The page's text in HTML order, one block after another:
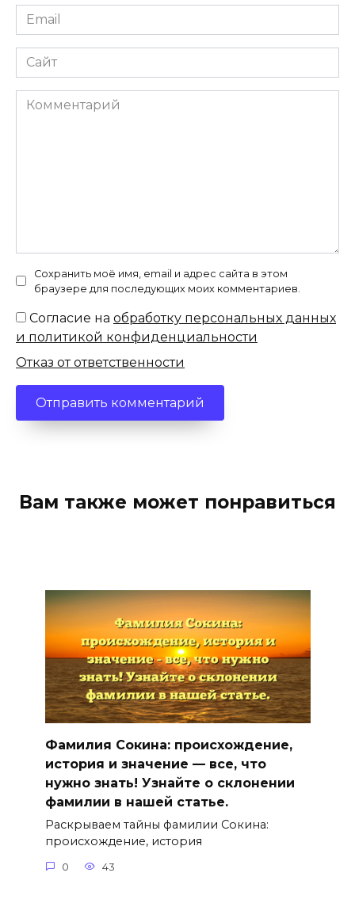
Email
*
Сайт
Комментарий
Сохранить моё имя, email и адрес сайта в этом
браузере для последующих моих комментариев.
Согласие на обработку персональных данных
и политикой конфиденциальности
Отказ от ответственности
Вам также может понравиться
Фамилия Сокина: происхождение,
история и значение — все, что
нужно знать! Узнайте о склонении
фамилии в нашей статье.
Раскрываем тайны фамилии Сокина:
происхождение, история
0 43